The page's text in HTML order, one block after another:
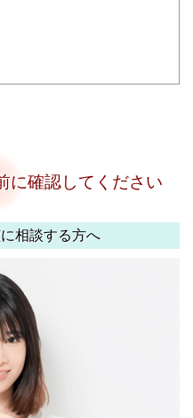
に確認してください
相談する方へ